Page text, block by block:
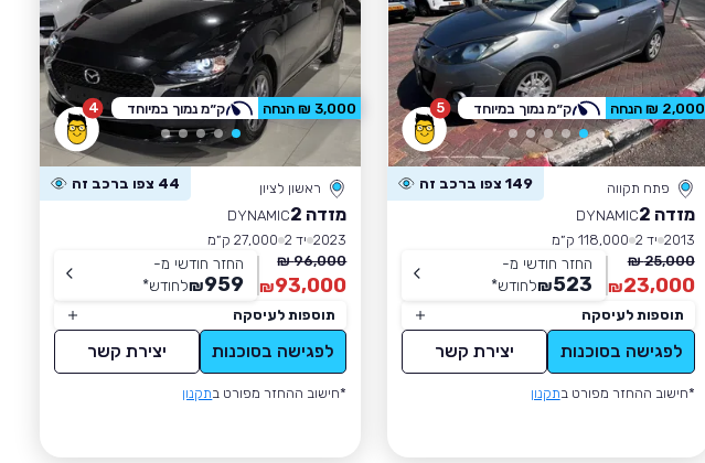
5
פתח תקווה 149 צפו ברכב זה
מזדה 2
DYNAMIC
2013 יד 2
118,000 ק״מ
25,000 ₪
23,000
₪
החזר חודשי מ-
523
₪לחודש*
תוספות לעיסקה
לפגישה בסוכנות יצירת קשר
*חישוב ההחזר מפורט בתקנון
2,000 ₪ הנחה ק״מ נמוך במיוחד 4
ראשון לציון 44 צפו ברכב זה
מזדה 2
DYNAMIC
2023 יד 2
27,000 ק״מ
96,000 ₪
93,000
₪
החזר חודשי מ-
959
₪לחודש*
תוספות לעיסקה
לפגישה בסוכנות יצירת קשר
*חישוב ההחזר מפורט בתקנון
3,000 ₪ הנחה ק״מ נמוך במיוחד